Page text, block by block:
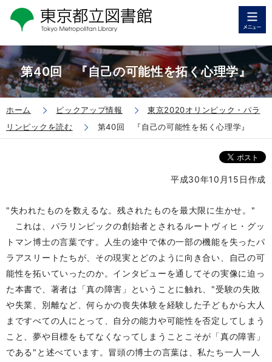
第40回 『自己の可能性を拓く心理学』
ホーム ピックアップ情報
東京2020オリンピック・パラ
リンピックを読む
第40回 『自己の可能性を拓く心理学』
平成30年10月15日作成
"失われたものを数えるな。残されたものを最大限に生かせ。"
これは、パラリンピックの創始者とされるルートヴィヒ・グッ
トマン博士の言葉です。人生の途中で体の一部の機能を失ったパ
ラアスリートたちが、その現実とどのように向き合い、自己の可
能性を拓いていったのか。インタビューを通してその実像に迫っ
た本書で、著者は「真の障害」ということに触れ、"受験の失敗
や失業、別離など、何らかの喪失体験を経験した子どもから大人
まですべての人にとって、自分の能力や可能性を否定してしまう
こと、夢や目標をもてなくなってしまうことこそが「真の障害」
である"と述べています。冒頭の博士の言葉は、私たち一人一人